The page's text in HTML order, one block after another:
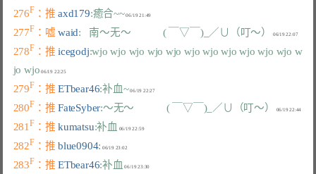
276F ：推 axd179:癒合~~
277F ：嘘 waid:   南～无～            ( ￣▽￣)_／∪（叮～） 06/19 22:07
278F ：推 icegodj:wjo wjo wjo wjo wjo wjo wjo wjo wjo wjo wjo w
jo wjo
06/19 22:25
279F ：推 ETbear46:补血~ 06/19 22:27
280F ：推 FateSyber:～无～            ( ￣▽￣)_／∪（叮～）
281 F ：推 kumatsu:补血 06/19 22:59
282F ：推 blue0904:
283F ：推 ETbear46:补血